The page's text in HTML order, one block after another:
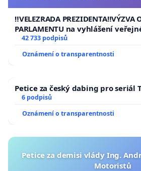
republiky
‼️VELEZRADA PREZIDENTA‼️VÝZVA
PARLAMENTU na vyhlášení
144 jednacího řádu Senátu k
republiky
42 733 podpisů
Oznámení o transparentnosti
Petice za český dabing pro seriál
6 podpisů
Oznámení o transparentnosti
Petice za demisi vlády Ing.
Motoristů